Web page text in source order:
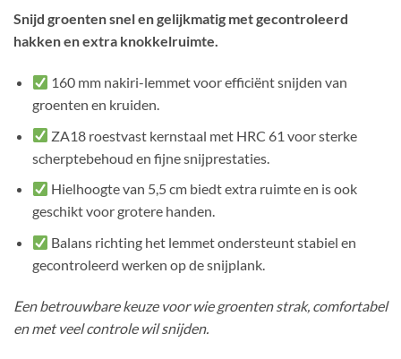
Snijd groenten snel en gelijkmatig met gecontroleerd
hakken en extra knokkelruimte.
160 mm nakiri-lemmet voor efficiënt snijden van
groenten en kruiden.
ZA18 roestvast kernstaal met HRC 61 voor sterke
scherptebehoud en fijne snijprestaties.
Hielhoogte van 5,5 cm biedt extra ruimte en is ook
geschikt voor grotere handen.
Balans richting het lemmet ondersteunt stabiel en
gecontroleerd werken op de snijplank.
Een betrouwbare keuze voor wie groenten strak, comfortabel
en met veel controle wil snijden.